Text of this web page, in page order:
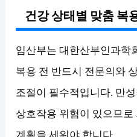
건강 상태별 맞춤 복
임산부는 대한산부인과학
복용 전 반드시 전문의와
조절이 필수적입니다. 만
상호작용 위험이 있으므
계획을 세워야 합니다.